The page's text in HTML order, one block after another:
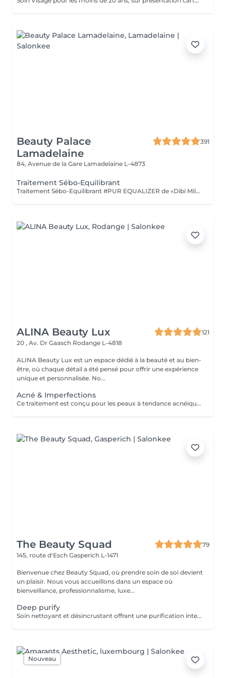
Beauty Palace
Lamadelaine
391
84, Avenue de la Gare Lamadelaine L-4873
Traitement Sébo-Equilibrant
Traitement Sébo-Equilibrant #PUR EQUALIZER de «Dibi Milano» grâce aux performances de ses principes actifs innovants, il est en mesure de régulariser l'excès de sébum, en procurant un effet matifiant et en réduisant visiblement les pores dilatés, le grain de peau est affiné. Ce soin aide à matifier la peau tout en la maintenant hydratée et protégée. (Masque bio-cellulose)
ALINA Beauty Lux
121
20 , Av. Dr Gaasch Rodange L-4818
ALINA Beauty Lux est un espace dédié à la beauté et au bien-
être, où chaque détail a été pensé pour offrir une expérience
unique et personnalisée. No...
Acné & Imperfections
Ce traitement est conçu pour les peaux à tendance acnéique, des imperfections légères aux formes plus importantes. Après un diagnostic personnalisé, un protocole sur mesure sera établi en fonction de votre peau et de la sévérité de l'acné, en associant les techniques les plus adaptées. Idéal pour : Acné légère à importante Excès de sébum Pores dilatés Points noirs Boutons inflammatoires Marques post-acné Cicatrices superficielles Grain de peau irrégulier Nos protocoles peuvent associer différents traitements professionnels afin d'obtenir les meilleurs résultats tout en respectant votre peau. Une cure de 4 à 8 séances, espacées de 2 à 4 semaines, est généralement recommandée selon l'état de la peau. À LIRE AVANT VOTRE SÉANCE Évitez toute exposition au soleil, aux UV et aux autobronzants pendant les 2 semaines avant et après le traitement. Informez-nous si vous prenez un traitement médical (Roaccutane®, antibiotiques photosensibilisants ou tout autre médicament pouvant influencer le traitement). Traitement contre-indiqué pendant la grossesse. Merci de nous informer en cas d'herpès actif, d'infection cutanée, de plaie, d'eczéma, de psoriasis ou de toute maladie de peau. Ne pas utiliser de rétinol, d'acides exfoliants ou de peeling chimique 5 à 7 jours avant et après la séance. Une protection solaire SPF 50 est recommandée pendant toute la durée du traitement. En cas de doute, contactez-nous avant votre rendez-vous.
The Beauty Squad
79
145, route d'Esch Gasperich L-1471
Bienvenue chez Beauty Squad, où prendre soin de soi devient
un plaisir. Nous vous accueillons dans un espace où
bienveillance, professionnalisme, luxe...
Deep purify
Soin nettoyant et désincrustant offrant une purification intense, aidant les peaux à tendance acnéique et séborrhéique à retrouver un équilibre Deep Purify nettoie les pores en profondeur pour prévenir et atténuer les imperfections. Ce soin est indispensable à une bonne pénétration des agents actifs lors de l'application de produits cosméceutiques. 1 Séance: 135€ forfait 5 séances : 610€
Nouveau